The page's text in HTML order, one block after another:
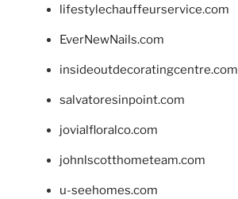
lifestylechauffeurservice.com
EverNewNails.com
insideoutdecoratingcentre.com
salvatoresinpoint.com
jovialfloralco.com
johnlscotthometeam.com
u-seehomes.com